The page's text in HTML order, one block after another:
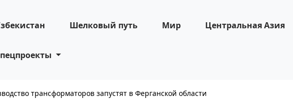
Шелковый путь Мир Центральная Азия
трансформаторов запустят в Ферганской области